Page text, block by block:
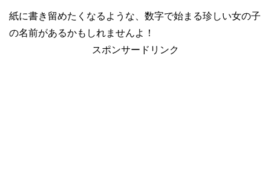
紙に書き留めたくなるような、数字で始まる珍しい女の子
の名前があるかもしれませんよ！
スポンサードリンク